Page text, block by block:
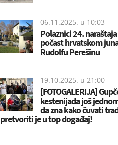
06.11.2025. u 10:03
Polaznici 24.
počast hrvatskom
Rudolfu Perešinu
19.10.2025. u 21:00
[FOTOGALERIJA]
kestenijada još
da zna kako čuvati
pretvoriti je u top događaj!